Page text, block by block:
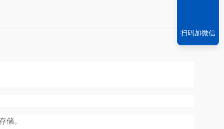
储。
扫码加微信